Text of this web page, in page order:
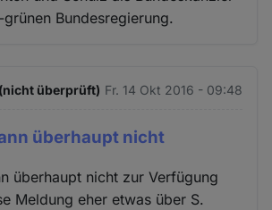
Bundesregierung.
überprüft) Fr. 14 Okt 2016 - 09:48
überhaupt nicht
überhaupt nicht zur Verfügung
Meldung eher etwas über S.